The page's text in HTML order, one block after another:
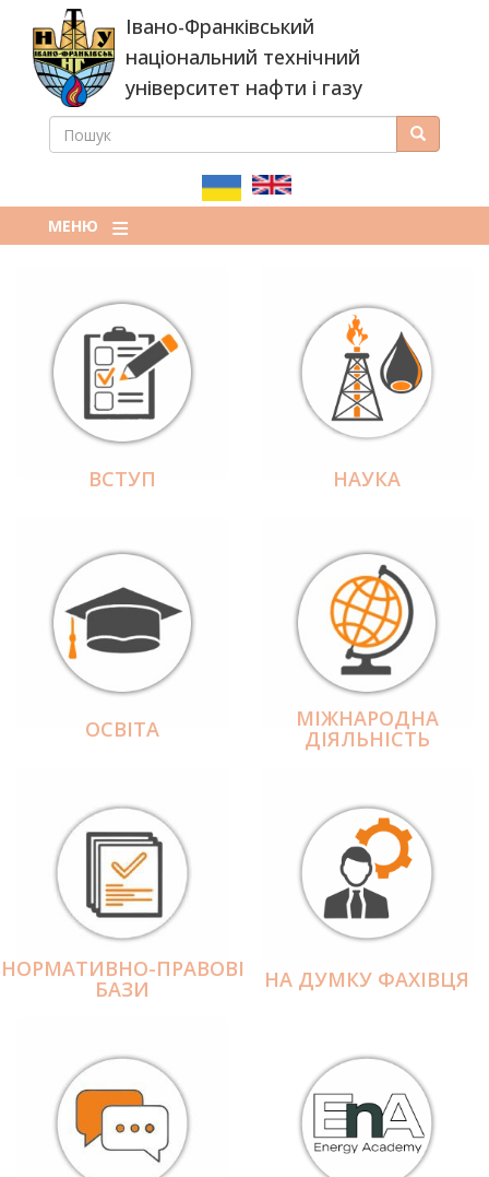
основного
вмісту
Івано-Франківський
національний технічний
університет нафти і газу
ПОШУКОВА
ПОШУК Пошук
МЕНЮ
ВСТУП НАУКА
ОСВІТА МІЖНАРОДНА
ДІЯЛЬНІCТЬ
НОРМАТИВНО-ПРАВОВІ
БАЗИ НА ДУМКУ ФАХІВЦЯ